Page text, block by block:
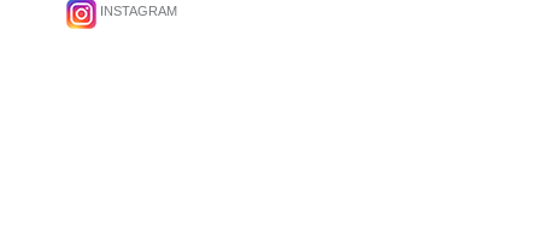
INSTAGRAM